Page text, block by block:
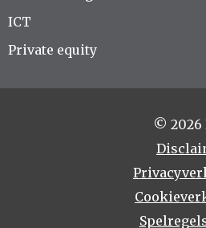
ICT
Private equity
© 2026